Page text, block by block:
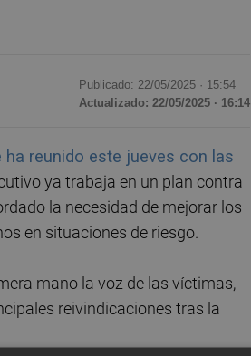
Publicado: 22/05/2025 · 15:54
Actualizado: 22/05/2025 · 16:14
ha reunido este jueves con las
ya trabaja en un plan contra
la necesidad de mejorar los
en situaciones de riesgo.
mano la voz de las víctimas,
reivindicaciones tras la